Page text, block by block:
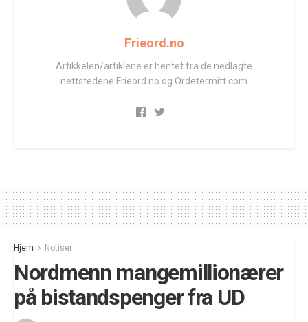
Frieord.no
Artikkelen/artiklene er hentet fra de nedlagte
nettstedene Frieord.no og Ordetermitt.com
Hjem Notiser
Nordmenn mangemillionærer
på bistandspenger fra UD